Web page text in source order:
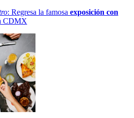
: Regresa la famosa exposición con
CDMX